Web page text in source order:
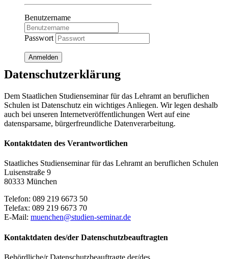
Benutzername
Passwort
Anmelden
Datenschutzerklärung
Dem Staatlichen Studienseminar für das Lehramt an beruflichen
Schulen ist Datenschutz ein wichtiges Anliegen. Wir legen deshalb
auch bei unseren Internetveröffentlichungen Wert auf eine
datensparsame, bürgerfreundliche Datenverarbeitung.
Kontaktdaten des Verantwortlichen
Staatliches Studienseminar für das Lehramt an beruflichen Schulen
Luisenstraße 9
80333 München
Telefon: 089 219 6673 50
Telefax: 089 219 6673 70
E-Mail: muenchen@studien-seminar.de
Kontaktdaten des/der Datenschutzbeauftragten
Behördliche/r Datenschutzbeauftragte der/des